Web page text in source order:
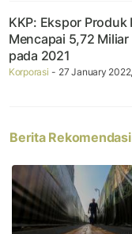
KKP: Ekspor Produk
Mencapai 5,72 Miliar
pada 2021
Korporasi - 27 January
Berita Rekomendasi